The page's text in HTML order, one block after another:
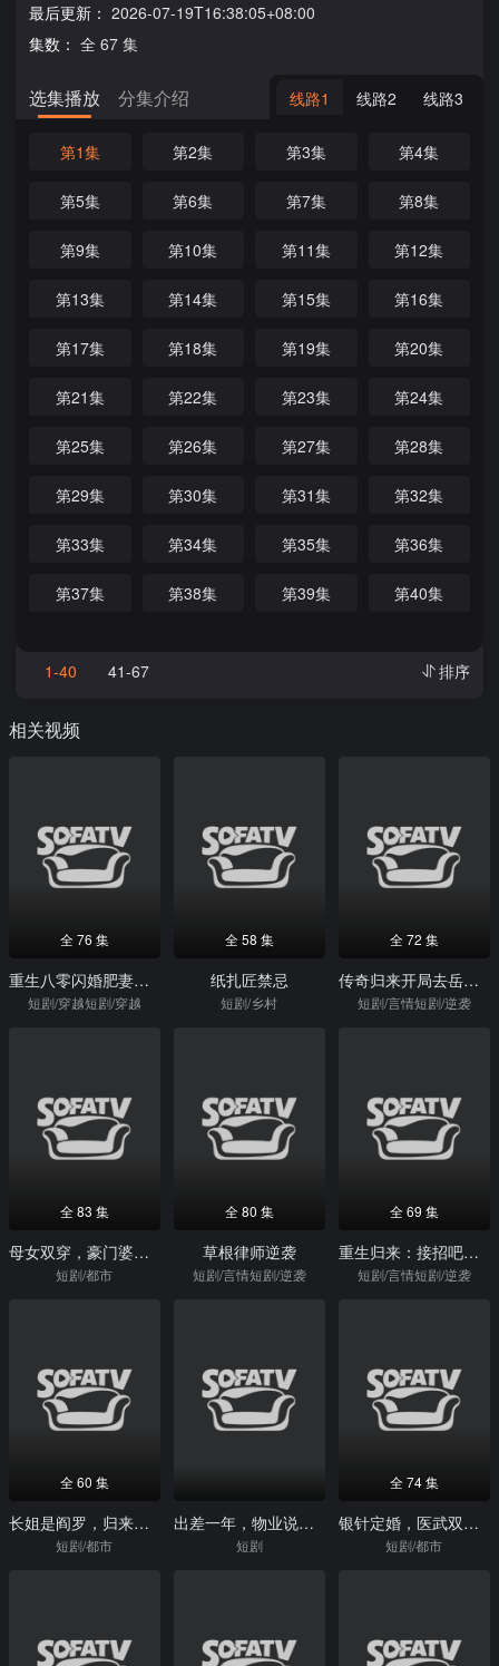
最后更新： 2026-07-19T16:38:05+08:00
集数： 全 67 集
选集播放 分集介绍 线路1 线路2 线路3
第1集 第2集 第3集 第4集
第5集 第6集 第7集 第8集
第9集 第10集 第11集 第12集
第13集 第14集 第15集 第16集
第17集 第18集 第19集 第20集
第21集 第22集 第23集 第24集
第25集 第26集 第27集 第28集
第29集 第30集 第31集 第32集
第33集 第34集 第35集 第36集
第37集 第38集 第39集 第40集
1-40 41-67 排序
相关视频
全 76 集
重生八零闪婚肥妻竟逆袭了
短剧/穿越短剧/穿越
全 58 集
纸扎匠禁忌
短剧/乡村
全 72 集
传奇归来开局去岳母家提亲
短剧/言情短剧/逆袭
全 83 集
母女双穿，豪门婆媳一心想苟富贵
短剧/都市
全 80 集
草根律师逆袭
短剧/言情短剧/逆袭
全 69 集
重生归来：接招吧！前夫哥
短剧/言情短剧/逆袭
全 60 集
长姐是阎罗，归来横扫一切
短剧/都市
出差一年，物业说我没交水电费
短剧
全 74 集
银针定婚，医武双绝闯青山
短剧/都市